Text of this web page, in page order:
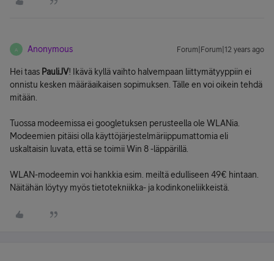
A Anonymous Forum|Forum|12 years ago
Hei taas PauliJV! Ikävä kyllä vaihto halvempaan liittymätyyppiin ei
onnistu kesken määräaikaisen sopimuksen. Tälle en voi oikein tehdä
mitään.
Tuossa modeemissa ei googletuksen perusteella ole WLANia.
Modeemien pitäisi olla käyttöjärjestelmäriippumattomia eli
uskaltaisin luvata, että se toimii Win 8 -läppärillä.
WLAN-modeemin voi hankkia esim. meiltä edulliseen 49€ hintaan.
Näitähän löytyy myös tietotekniikka- ja kodinkoneliikkeistä.